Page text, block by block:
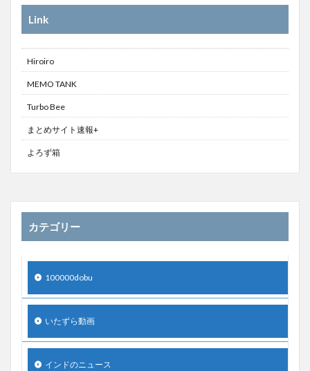
Link
Hiroiro
MEMO TANK
Turbo Bee
まとめサイト速報+
よろず箱
カテゴリー
100000dobu
いたずら動画
インドのニュース